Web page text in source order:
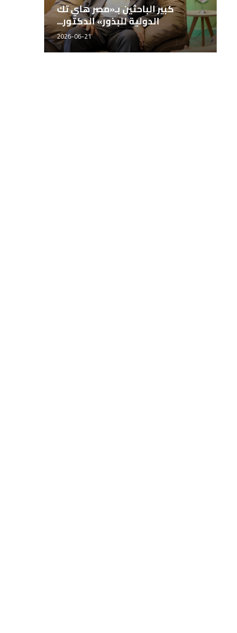
المهندس محمد سراج، مدير إدارة
المصانع بشركة مصر...
2026-06-21